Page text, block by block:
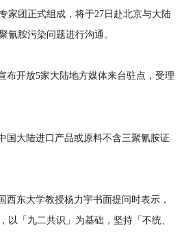
家团正式组成，将于27 日赴北京与大陆
氰胺污染问题进行沟通。
布开放5家大陆地方媒体来台驻点，受理
国大陆进口产品或原料不含三聚氰胺证
西东大学教授杨力宇书面提问时表示，
以「九二共识」为基础，坚持「不统、